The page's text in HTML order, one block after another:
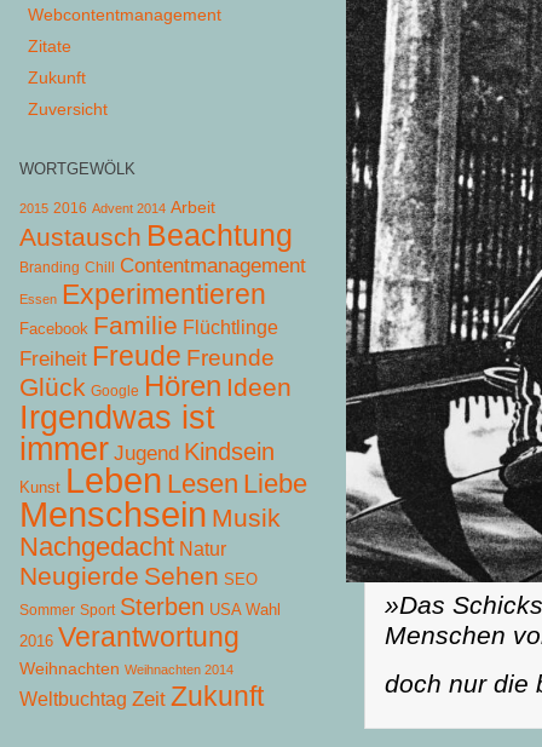
»Das
Menschen
doch nur die
Webcontentmanagement
Zitate
Zukunft
Zuversicht
WORTGEWÖLK
2015 2016 Advent 2014 Arbeit
Austausch Beachtung
Branding Chill Contentmanagement
Essen Experimentieren
Facebook Familie Flüchtlinge
Freiheit Freude Freunde
Glück Google Hören Ideen
Irgendwas ist
immer Jugend Kindsein
Kunst Leben Lesen Liebe
Menschsein Musik
Nachgedacht Natur
Neugierde Sehen SEO
Sommer Sport Sterben USA Wahl
2016 Verantwortung
Weihnachten Weihnachten 2014
Weltbuchtag Zeit Zukunft